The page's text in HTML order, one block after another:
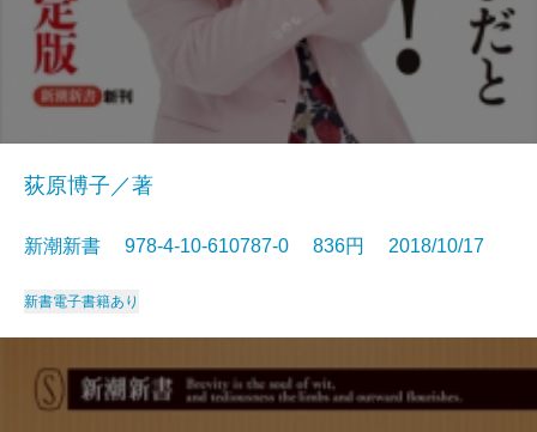
荻原博子／著
新潮新書 978-4-10-610787-0 836円 2018/10/17
新書電子書籍あり